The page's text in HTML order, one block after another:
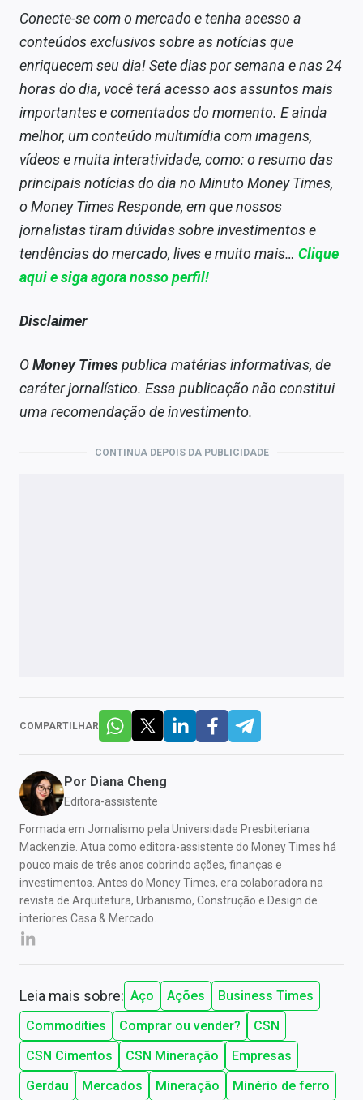
Conecte-se com o mercado e tenha acesso a
conteúdos exclusivos sobre as notícias que
enriquecem seu dia! Sete dias por semana e nas 24
horas do dia, você terá acesso aos assuntos mais
importantes e comentados do momento. E ainda
melhor, um conteúdo multimídia com imagens,
vídeos e muita interatividade, como: o resumo das
principais notícias do dia no Minuto Money Times,
o Money Times Responde, em que nossos
jornalistas tiram dúvidas sobre investimentos e
tendências do mercado, lives e muito mais… Clique
aqui e siga agora nosso perfil!
Disclaimer
OMoney Timespublica matérias informativas, de
caráter jornalístico. Essa publicação não constitui
uma recomendação de investimento.
CONTINUA DEPOIS DA PUBLICIDADE
COMPARTILHAR
Por Diana Cheng
Editora-assistente
Formada em Jornalismo pela Universidade Presbiteriana
Mackenzie. Atua como editora-assistente do Money Times há
pouco mais de três anos cobrindo ações, finanças e
investimentos. Antes do Money Times, era colaboradora na
revista de Arquitetura, Urbanismo, Construção e Design de
interiores Casa & Mercado.
Leia mais sobre: Aço Ações
Business Times
Commodities
Comprar ou vender?
CSN
CSN Cimentos
CSN Mineração
Empresas
Gerdau
Mercados Mineração Minério de ferro